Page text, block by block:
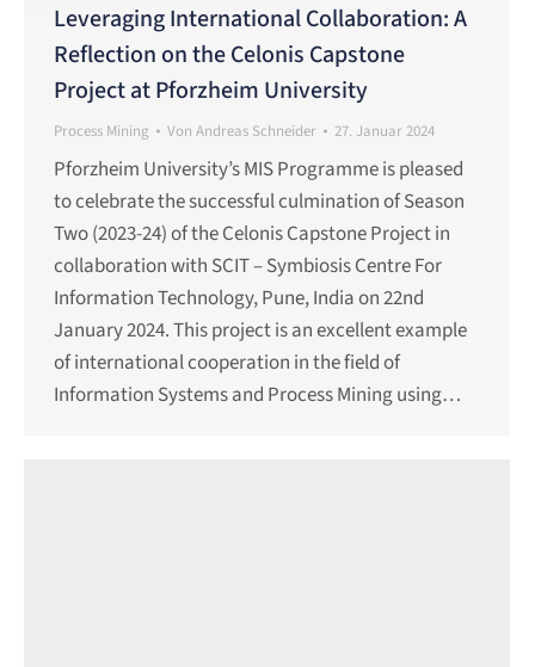
Leveraging International Collaboration: A
Reflection on the Celonis Capstone
Project at Pforzheim University
Process Mining Von Andreas Schneider 27. Januar 2024
Pforzheim University’s MIS Programme is pleased
to celebrate the successful culmination of Season
Two (2023-24) of the Celonis Capstone Project in
collaboration with SCIT – Symbiosis Centre For
Information Technology, Pune, India on 22nd
January 2024. This project is an excellent example
of international cooperation in the field of
Information Systems and Process Mining using…